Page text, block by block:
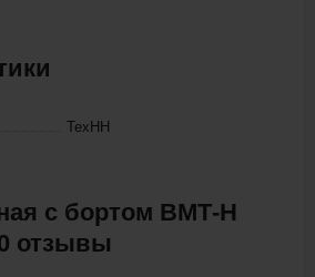
ТехНН
с бортом ВМТ-Н
отзывы